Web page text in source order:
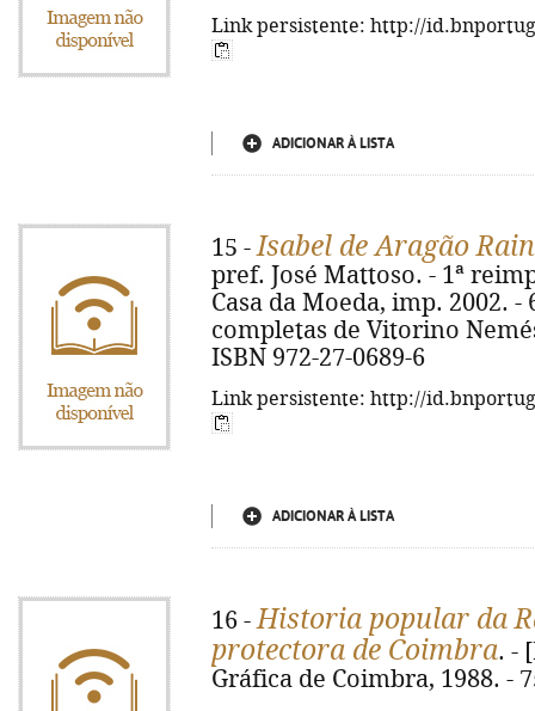
Link persistente: http://
ADICIONAR À LISTA
15 -Isabel de Aragão
pref. José Mattoso. - 1ª
Casa da Moeda, imp. 2002. -
completas de Vitorino
ISBN 972-27-0689-6
Link persistente: http://
ADICIONAR À LISTA
16 -Historia popular da
protectora de Coimbra. -
Gráfica de Coimbra, 1988. -